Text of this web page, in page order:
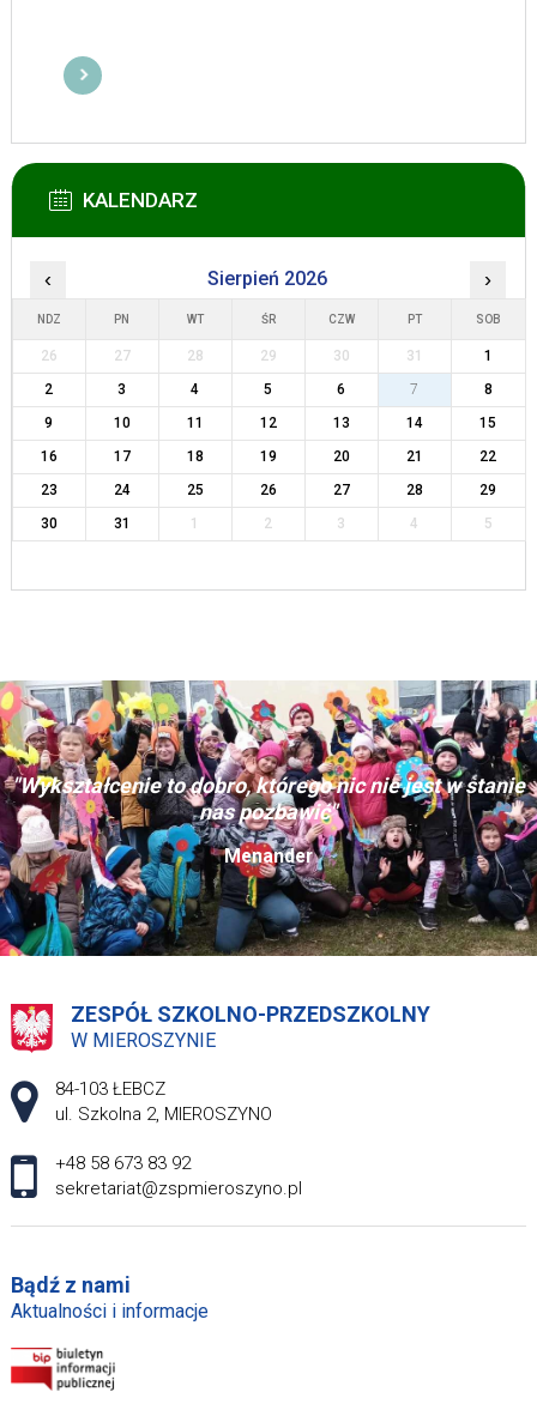
KALENDARZ
‹ Sierpień 2026 ›
NDZ PN WT ŚR CZW PT SOB
26 27 28 29 30 31
1
2
3 4 5 6 7
8
9
10 11 12 13 14
15
16
17 18 19 20 21
22
23
24 25 26 27 28
29
30
31 1 2 3 4 5
"Wykształcenie to dobro, którego nic nie jest w stanie
nas pozbawić"
Menander
ZESPÓŁ SZKOLNO-PRZEDSZKOLNY
W MIEROSZYNIE
Adres pocztowy:
84-103 ŁEBCZ
ul. Szkolna 2, MIEROSZYNO
+48 58 673 83 92
sekretariat@zspmieroszyno.pl
Bądź z nami
Aktualności i informacje